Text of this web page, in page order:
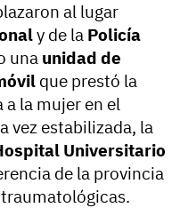
al lugar
y de la Policía
una unidad de
que prestó la
la mujer en el
vez estabilizada, la
Universitario
de la provincia